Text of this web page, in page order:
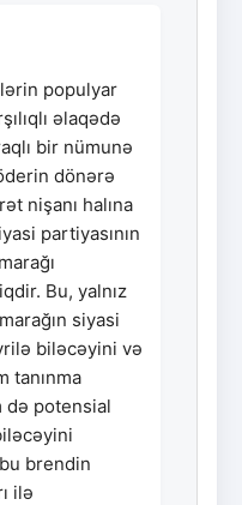
populyar
əlaqədə
bir nümunə
dönərə
nişanı halına
partiyasının
Bu, yalnız
siyasi
biləcəyini və
tanınma
də potensial
brendin
ilə